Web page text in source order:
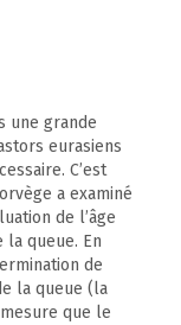
une grande
eurasiens
C’est
a examiné
de l’âge
queue. En
de
la queue (la
que le